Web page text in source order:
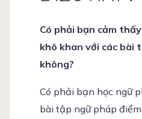
Có phải bạn cảm
khô khan với các bài
không?
Có phải bạn học ngữ
bài tập ngữ pháp